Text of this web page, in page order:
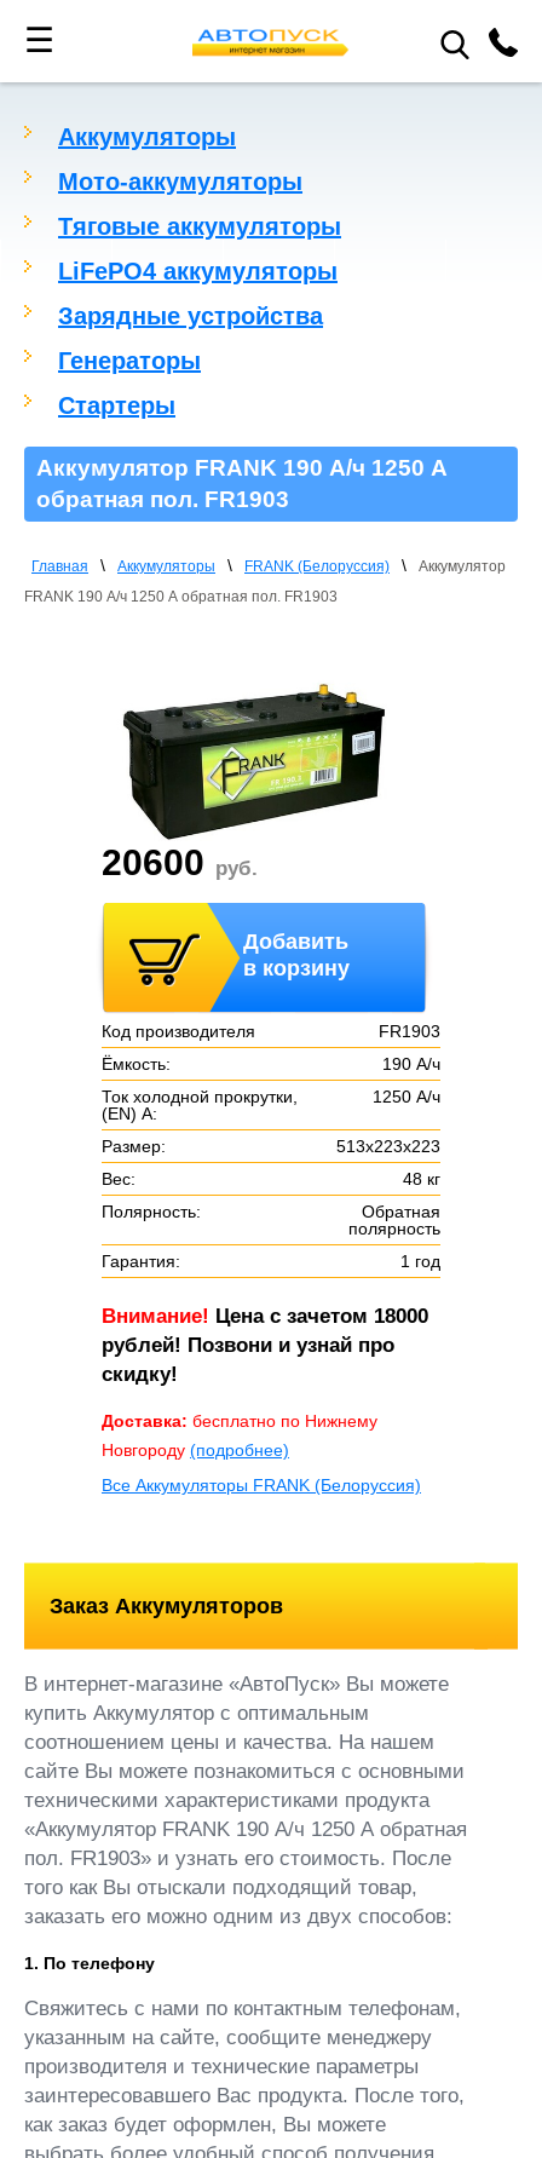
☰
Аккумуляторы
Мото-аккумуляторы
Тяговые аккумуляторы
LiFePO4 аккумуляторы
Зарядные устройства
Генераторы
Стартеры
Аккумулятор FRANK 190 А/ч 1250 А
обратная пол. FR1903
Главная \ Аккумуляторы \ FRANK (Белоруссия) \
Аккумулятор
FRANK 190 А/ч 1250 А обратная пол. FR1903
20600 руб.
Добавить
в корзину
Код производителя
FR1903
Ёмкость:
190 А/ч
Ток холодной прокрутки,
(EN) А:
1250 А/ч
Размер:
513х223х223
Вес:
48 кг
Полярность:
Обратная
полярность
Гарантия:
1 год
Внимание! Цена с зачетом 18000
рублей! Позвони и узнай про
скидку!
Доставка: бесплатно по Нижнему
Новгороду (подробнее)
Все Аккумуляторы FRANK (Белоруссия)
Заказ Аккумуляторов
В интернет-магазине «АвтоПуск» Вы можете
купить Аккумулятор с оптимальным
соотношением цены и качества. На нашем
сайте Вы можете познакомиться с основными
техническими характеристиками продукта
«Аккумулятор FRANK 190 А/ч 1250 А обратная
пол. FR1903» и узнать его стоимость. После
того как Вы отыскали подходящий товар,
заказать его можно одним из двух способов:
1. По телефону
Свяжитесь с нами по контактным телефонам,
указанным на сайте, сообщите менеджеру
производителя и технические параметры
заинтересовавшего Вас продукта. После того,
как заказ будет оформлен, Вы можете